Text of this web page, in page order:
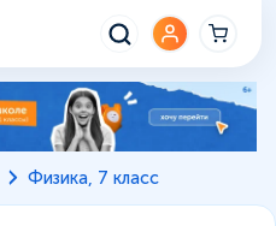
Физика, 7 класс